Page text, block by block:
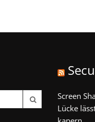
Screen
Lücke